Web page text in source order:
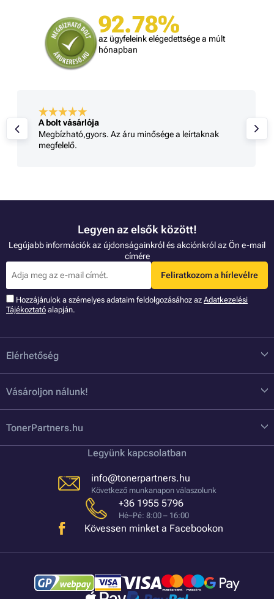
92.78%
az ügyfeleink elégedettsége a múlt
hónapban
A bolt vásárlója
Megbízható,gyors. Az áru minősége a leírtaknak
megfelelő.
Legyen az elsők között!
Legújabb információk az újdonságainkról és akciónkról az Ön e-mail
címére
Feliratkozom a hírlevélre
Hozzájárulok a szémelyes adataim feldolgozásához az Adatkezelési
Tájékoztató alapján.
Elérhetőség
Vásároljon nálunk!
TonerPartners.hu
Legyünk kapcsolatban
info@tonerpartners.hu
Következő munkanapon válaszolunk
+36 1955 5796
Hé–Pé: 8:00 – 16:00
Kövessen minket a Facebookon